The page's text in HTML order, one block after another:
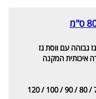
גבוהה עם ווסת גז
איכותית המקנה
* קיימים דגמים נוספים באורכים: 40 / 50 / 60 / 70 / 80 / 90 / 100 / 120